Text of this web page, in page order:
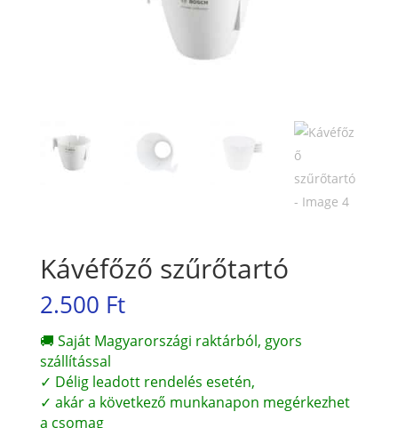
Kávéfőző szűrőtartó
2.500 Ft
🚚 Saját Magyarországi raktárból, gyors
szállítással
✓ Délig leadott rendelés esetén,
✓ akár a következő munkanapon megérkezhet
a csomag